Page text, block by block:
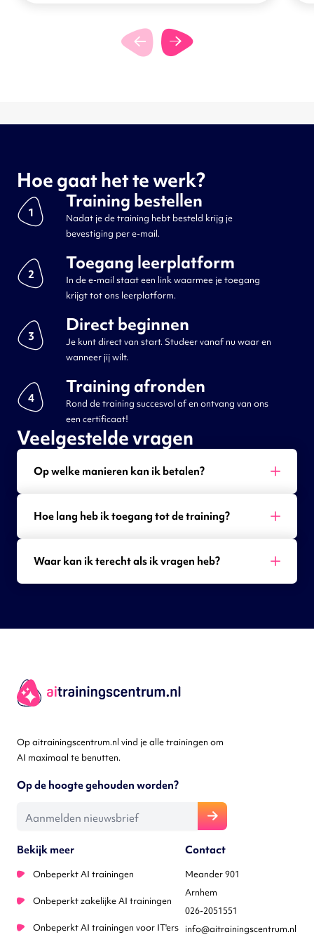
Hoe gaat het te werk?
1
Training bestellen
Nadat je de training hebt besteld krijg je
bevestiging per e-mail.
2
Toegang leerplatform
In de e-mail staat een link waarmee je toegang
krijgt tot ons leerplatform.
3
Direct beginnen
Je kunt direct van start. Studeer vanaf nu waar en
wanneer jij wilt.
4
Training afronden
Rond de training succesvol af en ontvang van ons
een certificaat!
Veelgestelde vragen
Op welke manieren kan ik betalen?
Hoe lang heb ik toegang tot de training?
Waar kan ik terecht als ik vragen heb?
Bekijk meer
Onbeperkt AI trainingen
Onbeperkt zakelijke AI trainingen
Onbeperkt AI trainingen voor IT'ers
Contact
Meander 901
Arnhem
026-2051551
info@aitrainingscentrum.nl
Op aitrainingscentrum.nl vind je alle trainingen om
AI maximaal te benutten.
Op de hoogte gehouden worden?